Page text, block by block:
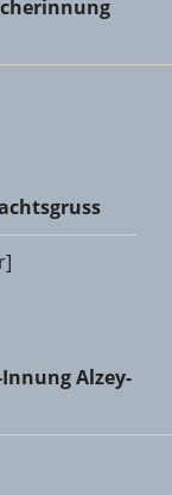
Alzey-Bingen-
Alzey-